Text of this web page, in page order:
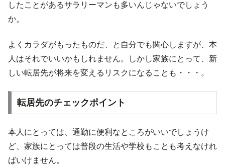
したことがあるサラリーマンも多いんじゃないでしょう
か。
よくカラダがもったものだ、と自分でも関心しますが、本
人はそれでいいかもしれません。しかし家族にとって、新
しい転居先が将来を変えるリスクになることも・・・。
転居先のチェックポイント
本人にとっては、通勤に便利なところがいいでしょうけ
ど、家族にとっては普段の生活や学校もことも考えなけれ
ばいけません。